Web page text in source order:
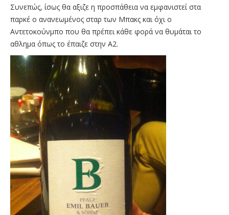
Συνεπώς, ίσως θα αξιζε η προσπάθεια να εμφανιστεί στα
παρκέ ο ανανεωμένος σταρ των Μπακς και όχι ο
Αντετοκούνμπο που θα πρέπει κάθε φορά να θυμάται το
αθλημα όπως το έπαιζε στην Α2.